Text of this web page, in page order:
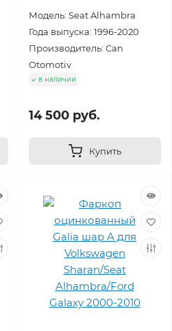
Модель: Seat Alhambra
Года выпуска: 1996-2020
Производитель: Can
Otomotiv
в наличии
14 500 руб.
Купить